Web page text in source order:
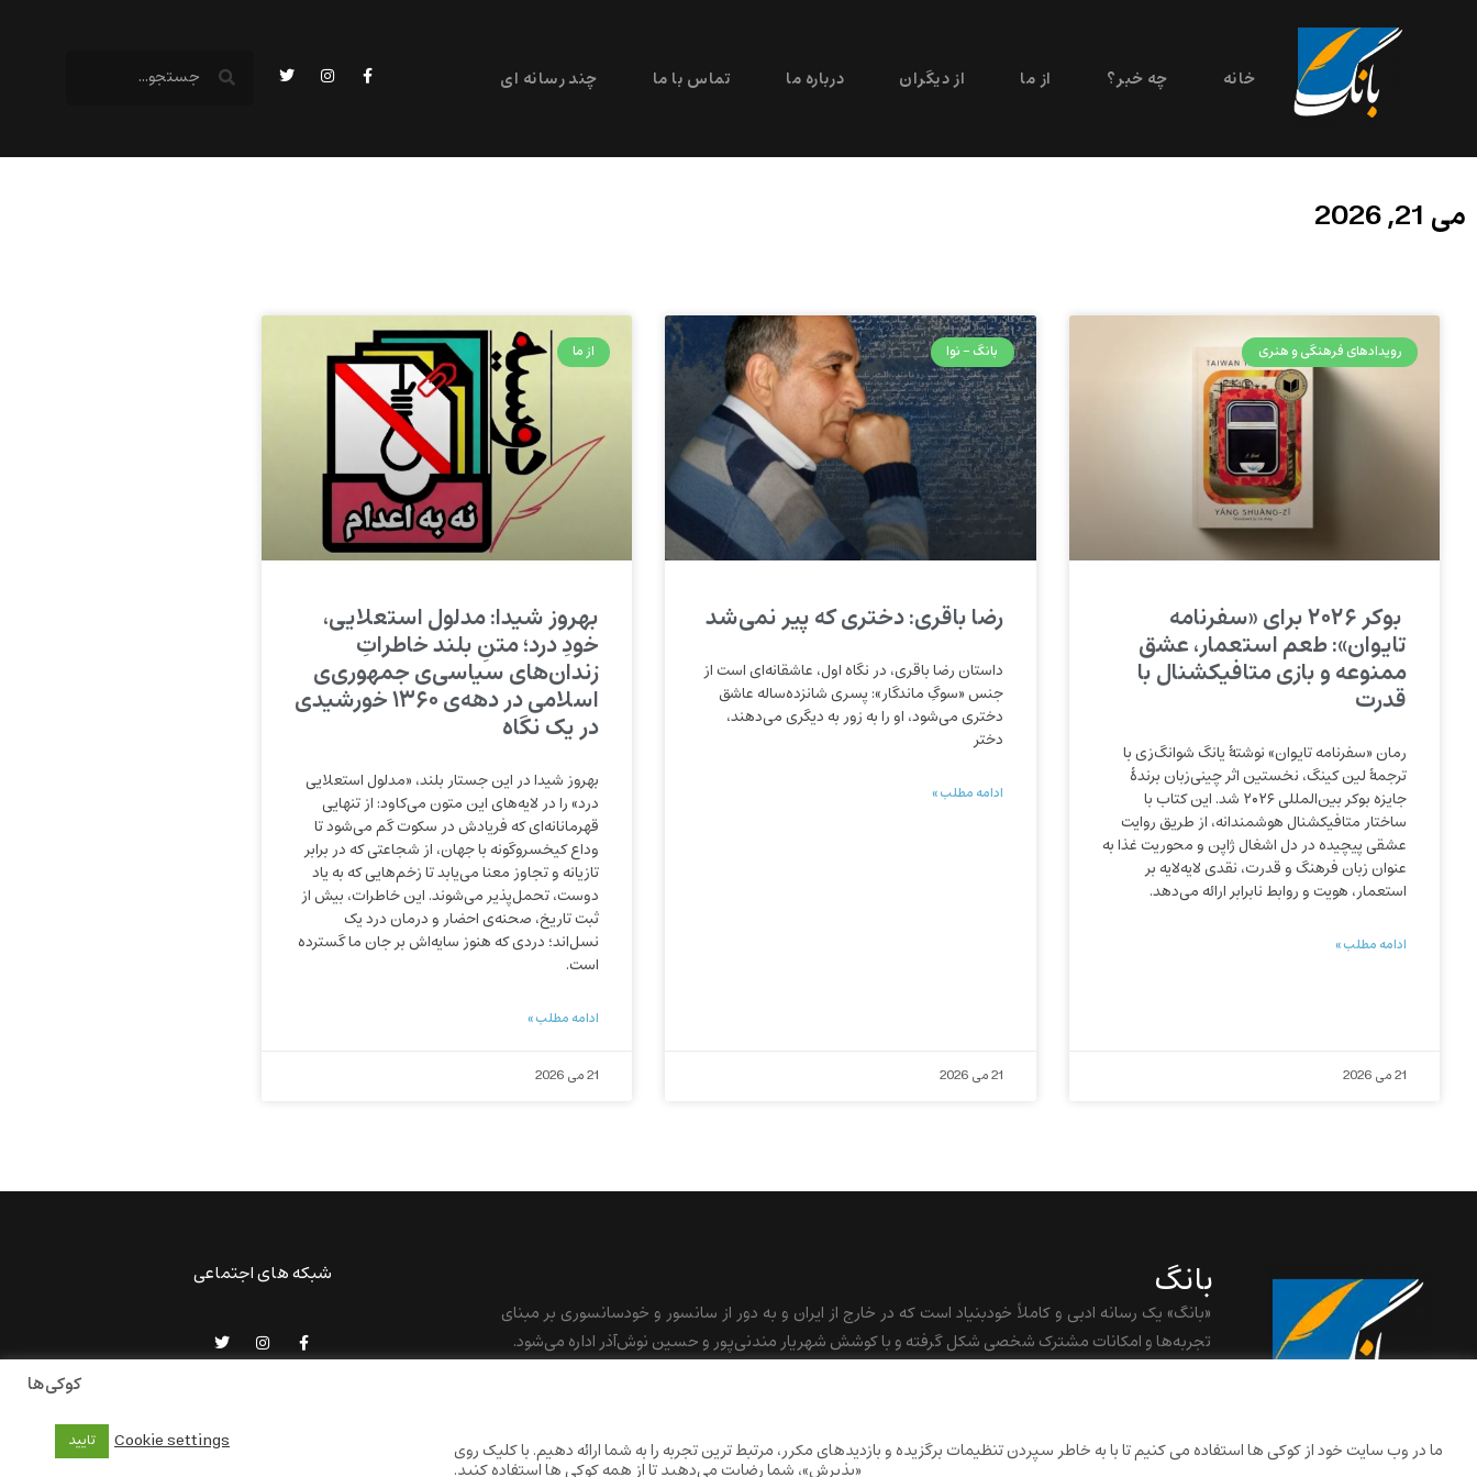
خانه چه خبر؟ از ما از دیگران درباره ما تماس با ما چند رسانه ای
می 21, 2026
رویدادهای فرهنگی و هنری
بوکر ۲۰۲۶ برای «سفرنامه
تایوان»: طعم استعمار، عشق
ممنوعه و بازی متافیکشنال با
قدرت
رمان «سفرنامه تایوان» نوشتهٔ یانگ شوانگ‌زی با
ترجمهٔ لین کینگ، نخستین اثر چینی‌زبان برندهٔ
جایزه بوکر بین‌المللی ۲۰۲۶ شد. این کتاب با
ساختار متافیکشنال هوشمندانه، از طریق روایت
عشقی پیچیده در دل اشغال ژاپن و محوریت غذا به
عنوان زبان فرهنگ و قدرت، نقدی لایه‌لایه بر
استعمار، هویت و روابط نابرابر ارائه می‌دهد.
ادامه مطلب »
21 می 2026
بانگ - نوا
رضا باقری: دختری که پیر نمی‌شد
داستان رضا باقری، در نگاه اول، عاشقانه‌ای است از
جنس «سوگِ ماندگار»: پسری شانزده‌ساله عاشق
دختری می‌شود، او را به زور به دیگری می‌دهند،
دختر
ادامه مطلب »
21 می 2026
از ما
بهروز شیدا: مدلول استعلایی،
خودِ درد؛ متنِ بلند خاطراتِ
زندان‌های سیاسی‌ی جمهوری‌ی
اسلامی در دهه‌ی ۱۳۶۰ خورشیدی
در یک نگاه
بهروز شیدا در این جستار بلند، «مدلول استعلایی
درد» را در لایه‌های این متون می‌کاود: از تنهایی
قهرمانانه‌ای که فریادش در سکوت گم می‌شود تا
وداع کیخسروگونه با جهان، از شجاعتی که در برابر
تازیانه و تجاوز معنا می‌یابد تا زخم‌هایی که به یاد
دوست، تحمل‌پذیر می‌شوند. این خاطرات، بیش از
ثبت تاریخ، صحنه‌ی احضار و درمان درد یک
نسل‌اند؛ دردی که هنوز سایه‌اش بر جان ما گسترده
است.
ادامه مطلب »
21 می 2026
بانگ
«بانگ» یک رسانه ادبی و کاملاً خودبنیاد است که در خارج از ایران و به دور از سانسور و خودسانسوری بر مبنای
تجربه‌ها و امکانات مشترک شخصی شکل گرفته و با کوشش شهریار مندنی‌پور و حسین نوش‌آذر اداره می‌شود.
شبکه های اجتماعی
کوکی‌ها
ما در وب سایت خود از کوکی ها استفاده می کنیم تا با به خاطر سپردن تنظیمات برگزیده و بازدیدهای مکرر، مرتبط ترین تجربه را به شما ارائه دهیم. با کلیک روی
«پذیرش»، شما رضایت می‌دهید تا از همه کوکی ها استفاده کنید.
Cookie settings تایید